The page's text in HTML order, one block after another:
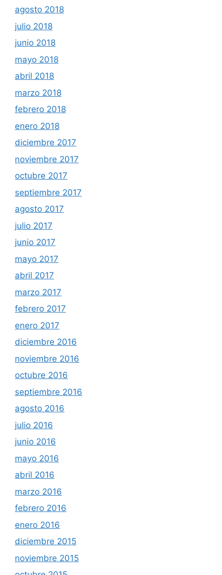
agosto 2018
julio 2018
junio 2018
mayo 2018
abril 2018
marzo 2018
febrero 2018
enero 2018
diciembre 2017
noviembre 2017
octubre 2017
septiembre 2017
agosto 2017
julio 2017
junio 2017
mayo 2017
abril 2017
marzo 2017
febrero 2017
enero 2017
diciembre 2016
noviembre 2016
octubre 2016
septiembre 2016
agosto 2016
julio 2016
junio 2016
mayo 2016
abril 2016
marzo 2016
febrero 2016
enero 2016
diciembre 2015
noviembre 2015